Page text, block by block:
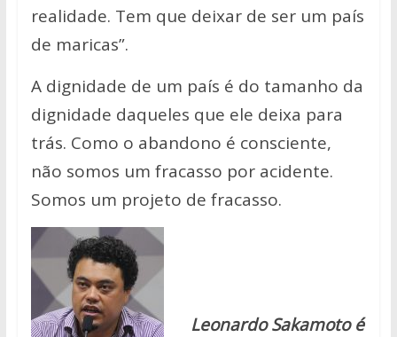
realidade. Tem que deixar de ser um país
de maricas”.
A dignidade de um país é do tamanho da
dignidade daqueles que ele deixa para
trás. Como o abandono é consciente,
não somos um fracasso por acidente.
Somos um projeto de fracasso.
Leonardo Sakamoto é